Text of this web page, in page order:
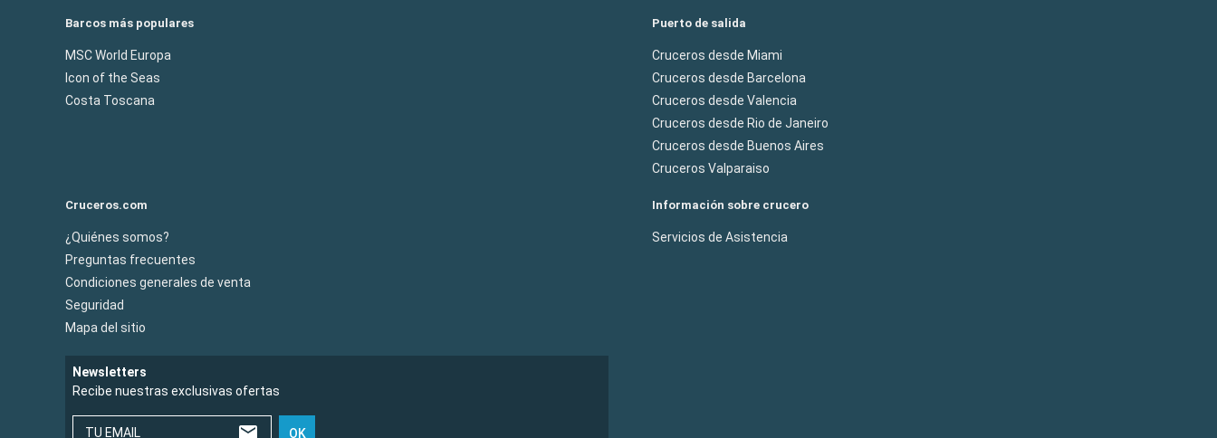
Barcos más populares
MSC World Europa
Icon of the Seas
Costa Toscana
Puerto de salida
Cruceros desde Miami
Cruceros desde Barcelona
Cruceros desde Valencia
Cruceros desde Rio de Janeiro
Cruceros desde Buenos Aires
Cruceros Valparaiso
Cruceros.com
¿Quiénes somos?
Preguntas frecuentes
Condiciones generales de venta
Seguridad
Mapa del sitio
Información sobre crucero
Servicios de Asistencia
Newsletters
Recibe nuestras exclusivas ofertas
TU EMAIL OK